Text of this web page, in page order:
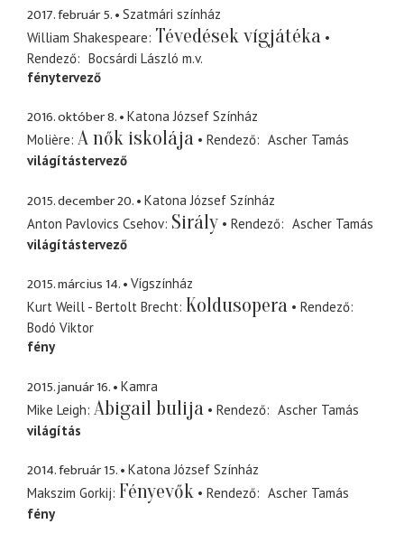
2017. február 5.
Szatmári színház
William Shakespeare Tévedések vígjátéka
Rendező Bocsárdi László m.v.
fénytervező
2016. október 8.
Katona József Színház
Molière A nők iskolája Rendező
Ascher Tamás
világítástervező
2015. december 20.
Katona József Színház
Anton Pavlovics Csehov Sirály Rendező
Ascher Tamás
világítástervező
2015. március 14.
Vígszínház
Kurt Weill - Bertolt Brecht Koldusopera
Rendező
Bodó Viktor
fény
2015. január 16.
Kamra
Mike Leigh Abigail bulija Rendező
Ascher Tamás
világítás
2014. február 15.
Katona József Színház
Makszim Gorkij Fényevők Rendező
Ascher Tamás
fény